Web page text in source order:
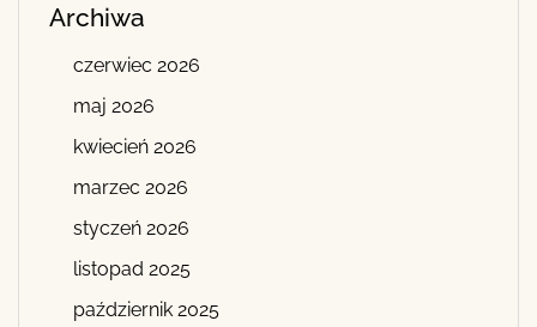
Archiwa
czerwiec 2026
maj 2026
kwiecień 2026
marzec 2026
styczeń 2026
listopad 2025
październik 2025